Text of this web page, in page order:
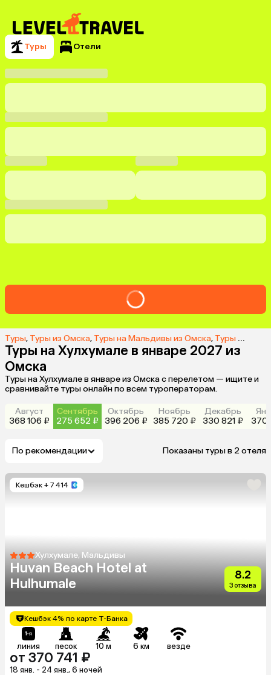
Туры Отели
Туры, Туры из Омска, Туры на Мальдивы из Омска, Туры на Хулхумале из Омска
Туры на Хулхумале в январе 2027 из
Омска
Туры на Хулхумале в январе из Омска с перелетом — ищите и
сравнивайте туры онлайн по всем туроператорам.
Август
368 106 ₽
Сентябрь
275 652 ₽
Октябрь
396 206 ₽
Ноябрь
385 720 ₽
Декабрь
330 821 ₽
370
По рекомендации Показаны туры в 2 отеля
Кешбэк + 7 414
Хулхумале, Мальдивы
Huvan Beach Hotel at
Hulhumale
8.2
3 отзыва
Кешбэк 4% по карте Т-Банка
линия песок 10 м 6 км везде
от 370 741 ₽
18 янв. - 24 янв., 6 ночей